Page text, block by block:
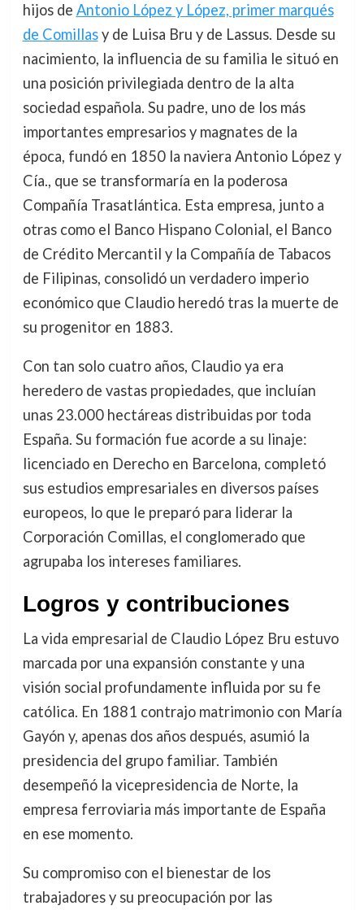
hijos de Antonio López y López, primer marqués
de Comillasy de Luisa Bru y de Lassus. Desde su
nacimiento, la influencia de su familia le situó en
una posición privilegiada dentro de la alta
sociedad española. Su padre, uno de los más
importantes empresarios y magnates de la
época, fundó en 1850 la naviera Antonio López y
Cía., que se transformaría en la poderosa
Compañía Trasatlántica. Esta empresa, junto a
otras como el Banco Hispano Colonial, el Banco
de Crédito Mercantil y la Compañía de Tabacos
de Filipinas, consolidó un verdadero imperio
económico que Claudio heredó tras la muerte de
su progenitor en 1883.
Con tan solo cuatro años, Claudio ya era
heredero de vastas propiedades, que incluían
unas 23.000 hectáreas distribuidas por toda
España. Su formación fue acorde a su linaje:
licenciado en Derecho en Barcelona, completó
sus estudios empresariales en diversos países
europeos, lo que le preparó para liderar la
Corporación Comillas, el conglomerado que
agrupaba los intereses familiares.
Logros y contribuciones
La vida empresarial de Claudio López Bru estuvo
marcada por una expansión constante y una
visión social profundamente influida por su fe
católica. En 1881 contrajo matrimonio con María
Gayón y, apenas dos años después, asumió la
presidencia del grupo familiar. También
desempeñó la vicepresidencia de Norte, la
empresa ferroviaria más importante de España
en ese momento.
Su compromiso con el bienestar de los
trabajadores y su preocupación por las